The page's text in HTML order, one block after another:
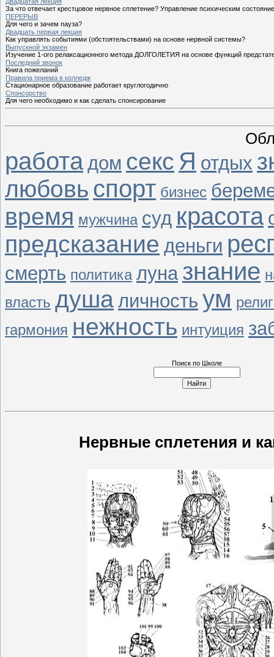
За что отвечает крестцовое нервное сплетение? Управление психическим
ПЕРЕРЫВ
Для чего и зачем пауза?
Двадцать первая лекция
Как управлять событиями (обстоятельствами) на основе нервной системы?
Выпускной экзамен
Изучение 1-ого релаксационного метода ДОЛГОЛЕТИЯ на основе функций
Последний звонок
Книга пожеланий
Правила приема в колледж
Стационарное образование работает круглогодично
Спонсорство
Для чего необходимо и как сделать спонсирование
работа дом секс Я отдых
любовь спорт бизнес
время мужчина суд красота
предсказание деньги
смерть политика луна знание
власть душа личность ум
гармония нежность интуиция
Поиск по Школе
Нервные сплетения и